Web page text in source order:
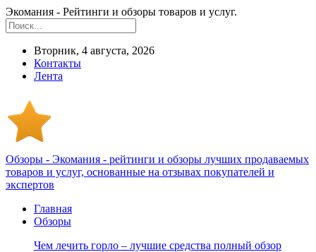
Экомания - Рейтинги и обзоры товаров и услуг.
Вторник, 4 августа, 2026
Контакты
Лента
Обзоры - Экомания - рейтинги и обзоры лучших продаваемых
товаров и услуг, основанные на отзывах покупателей и
экспертов
Главная
Обзоры
Чем лечить горло – лучшие средства полный обзор